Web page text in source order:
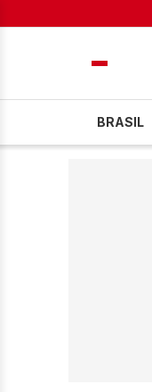
BRASIL